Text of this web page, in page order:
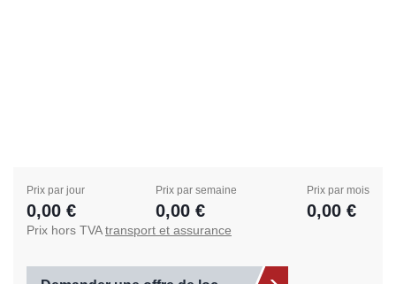
Prix par jour
0,00 €
Prix par semaine
0,00 €
Prix par mois
0,00 €
Prix hors TVAtransport et assurance